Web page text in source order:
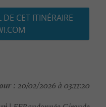
CET ITINÉRAIRE
: 20/02/2026 à 03:11:20